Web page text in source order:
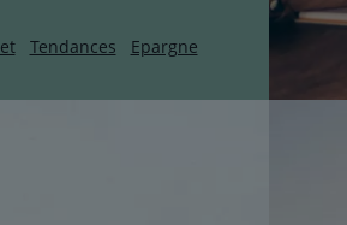
Tendances Epargne